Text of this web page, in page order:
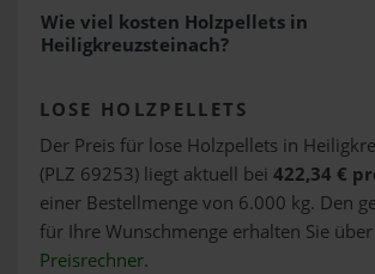
Wie viel kosten Holzpellets in
Heiligkreuzsteinach?
LOSE HOLZPELLETS
Der Preis für lose Holzpellets in
(PLZ 69253) liegt aktuell bei 422,34 €
einer Bestellmenge von 6.000 kg. Den
für Ihre Wunschmenge erhalten Sie
Preisrechner.